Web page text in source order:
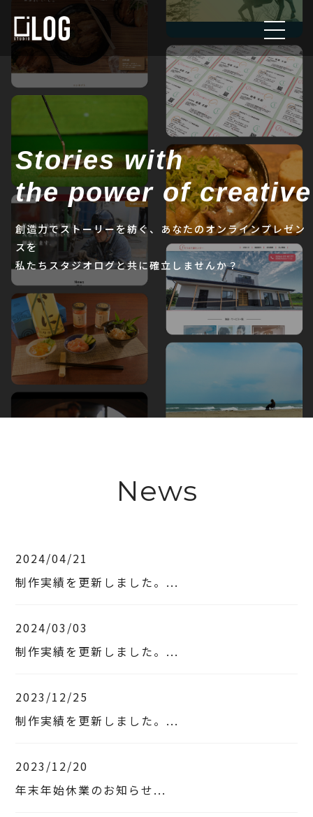
Stories with
the power of creative
創造力でストーリーを紡ぐ、 あなたのオンラインプレゼン
スを
私たちスタジオログと共に確立しませんか？
News
2024/04/21
制作実績を更新しました。...
2024/03/03
制作実績を更新しました。...
2023/12/25
制作実績を更新しました。...
2023/12/20
年末年始休業のお知らせ...